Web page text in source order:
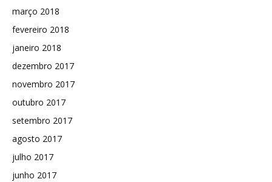
março 2018
fevereiro 2018
janeiro 2018
dezembro 2017
novembro 2017
outubro 2017
setembro 2017
agosto 2017
julho 2017
junho 2017